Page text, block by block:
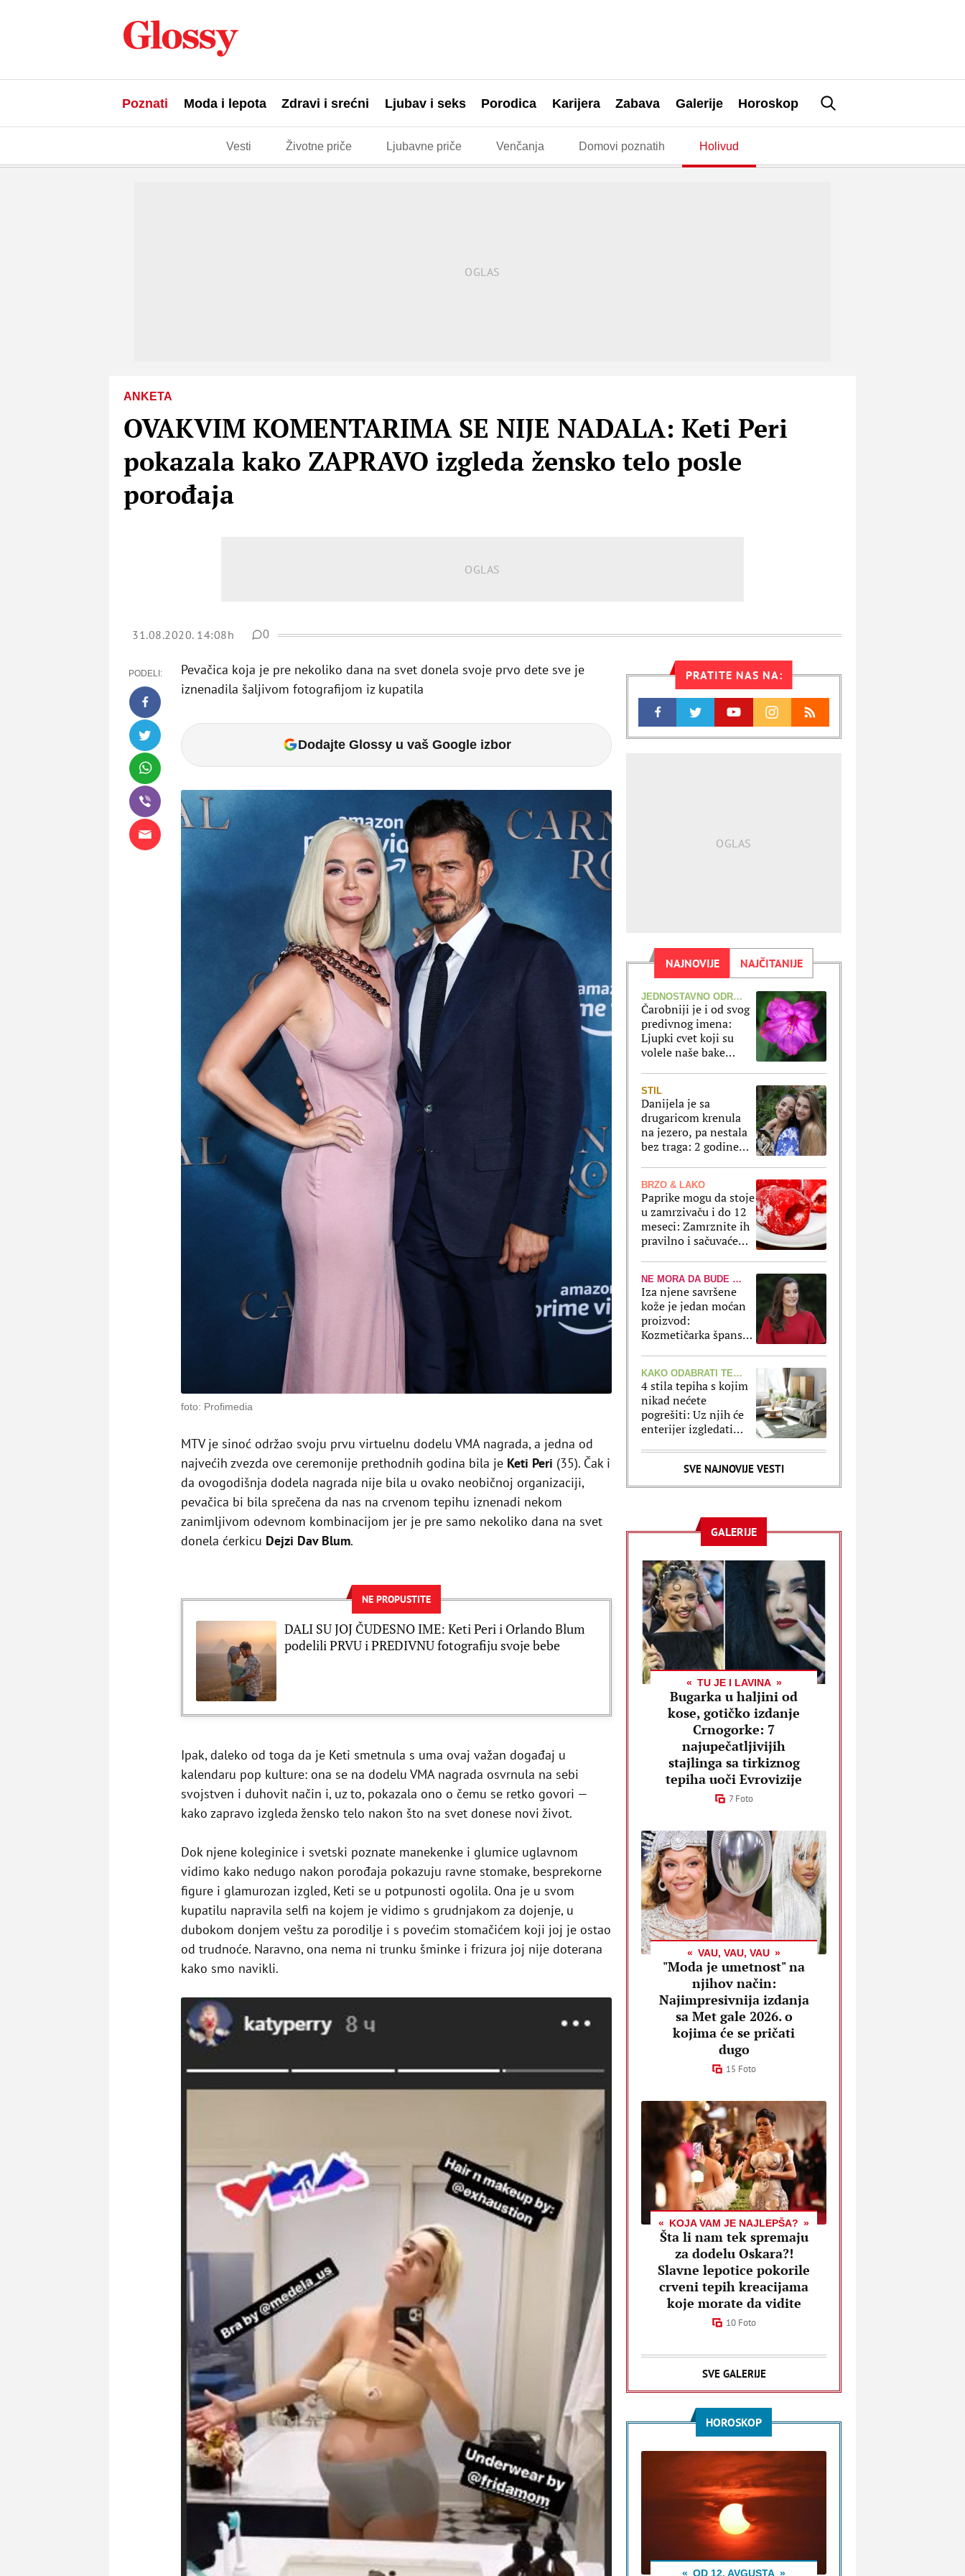
Poznati Moda i lepota Zdravi i srećni Ljubav i seks Porodica Karijera Zabava Galerije Horoskop
Vesti Životne priče Ljubavne priče Venčanja Domovi poznatih Holivud
ANKETA
OVAKVIM KOMENTARIMA SE NIJE NADALA: Keti Peri
pokazala kako ZAPRAVO izgleda žensko telo posle
porođaja
31.08.2020. 14:08h 0
PODELI:
Pevačica koja je pre nekoliko dana na svet donela svoje prvo dete sve je
iznenadila šaljivom fotografijom iz kupatila
Dodajte Glossy u vaš Google izbor
foto: Profimedia
MTV je sinoć održao svoju prvu virtuelnu dodelu VMA nagrada, a jedna od
najvećih zvezda ove ceremonije prethodnih godina bila je Keti Peri (35). Čak i
da ovogodišnja dodela nagrada nije bila u ovako neobičnoj organizaciji,
pevačica bi bila sprečena da nas na crvenom tepihu iznenadi nekom
zanimljivom odevnom kombinacijom jer je pre samo nekoliko dana na svet
donela ćerkicu Dejzi Dav Blum.
NE PROPUSTITE
DALI SU JOJ ČUDESNO IME: Keti Peri i Orlando Blum
podelili PRVU i PREDIVNU fotografiju svoje bebe
Ipak, daleko od toga da je Keti smetnula s uma ovaj važan događaj u
kalendaru pop kulture: ona se na dodelu VMA nagrada osvrnula na sebi
svojstven i duhovit način i, uz to, pokazala ono o čemu se retko govori —
kako zapravo izgleda žensko telo nakon što na svet donese novi život.
Dok njene koleginice i svetski poznate manekenke i glumice uglavnom
vidimo kako nedugo nakon porođaja pokazuju ravne stomake, besprekorne
figure i glamurozan izgled, Keti se u potpunosti ogolila. Ona je u svom
kupatilu napravila selfi na kojem je vidimo s grudnjakom za dojenje, u
dubokom donjem veštu za porodilje i s povećim stomačićem koji joj je ostao
od trudnoće. Naravno, ona nema ni trunku šminke i frizura joj nije doterana
kako smo navikli.
PRATITE NAS NA:
NAJNOVIJE NAJČITANIJE
JEDNOSTAVNO ODRŽAVANJE
Čarobniji je i od svog
predivnog imena:
Ljupki cvet koji su
volele naše bake
STIL
Danijela je sa
drugaricom krenula
na jezero, pa nestala
bez traga: 2 godine
šta im se desilo je
nešto najstrašnije
BRZO & LAKO
Paprike mogu da stoje
u zamrzivaču i do 12
meseci: Zamrznite ih
pravilno i sačuvaće
NE MORA DA BUDE SKUP
Iza njene savršene
kože je jedan moćan
proizvod:
Kozmetičarka španske
preskače
KAKO ODABRATI TEPIH?
4 stila tepiha s kojim
nikad nećete
pogrešiti: Uz njih će
enterijer izgledati
SVE NAJNOVIJE VESTI
GALERIJE
TU JE I LAVINA
Bugarka u haljini od
kose, gotičko izdanje
Crnogorke: 7
najupečatljivijih
stajlinga sa tirkiznog
tepiha uoči Evrovizije
7 Foto
VAU, VAU, VAU
"Moda je umetnost" na
njihov način:
Najimpresivnija izdanja
sa Met gale 2026. o
kojima će se pričati
dugo
15 Foto
KOJA VAM JE NAJLEPŠA?
Šta li nam tek spremaju
za dodelu Oskara?!
Slavne lepotice pokorile
crveni tepih kreacijama
koje morate da vidite
10 Foto
SVE GALERIJE
HOROSKOP
OD 12. AVGUSTA